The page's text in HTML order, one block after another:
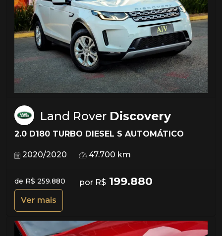
Land Rover Discovery
2.0 D180 TURBO DIESEL S AUTOMÁTICO
2020/2020 47.700 km
de R$ 259.880 por R$ 199.880
Ver mais